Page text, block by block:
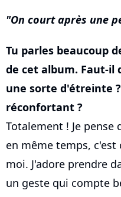
On court après une
Tu parles beaucoup
de cet album. Faut-il
une sorte d'étreinte
réconfortant ?
Totalement ! Je
en même temps,
moi. J'adore prendre
un geste qui compte